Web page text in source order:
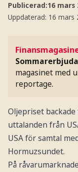
Publicerad:16 mars
Uppdaterad: 16 mars
magasinet med
reportage.
Oljepriset
uttalanden från
USA för samtal
Hormuzsundet.
På